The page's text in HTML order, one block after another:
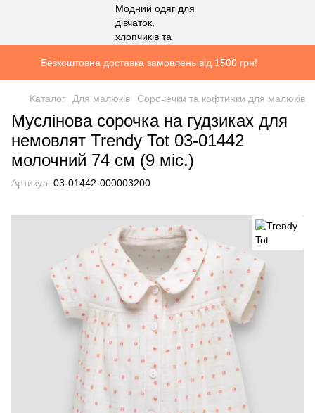
Безкоштовна доставка замовлень від 1500 грн!
Каталог Для малюків Сорочечки та кофтинки для малюків
Муслінова сорочка на гудзиках для
немовлят Trendy Tot 03-01442
молочний 74 см (9 мiс.)
Артикул: 03-01442-000003200